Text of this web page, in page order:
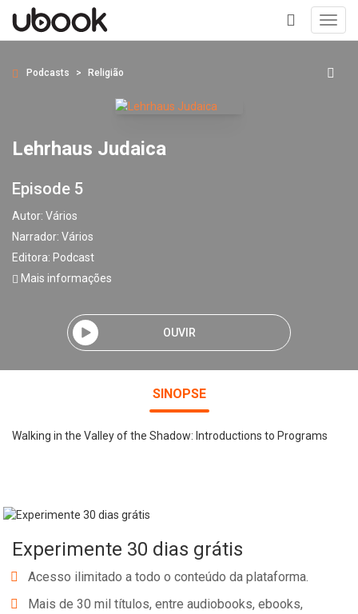
+
Podcasts Religião
Lehrhaus Judaica
Episode 5
Autor: Vários
Narrador: Vários
Editora: Podcast
Mais informações
OUVIR
SINOPSE
Walking in the Valley of the Shadow: Introductions to Programs
Experimente 30 dias grátis
Acesso ilimitado a todo o conteúdo da plataforma.
Mais de 30 mil títulos, entre audiobooks, ebooks,